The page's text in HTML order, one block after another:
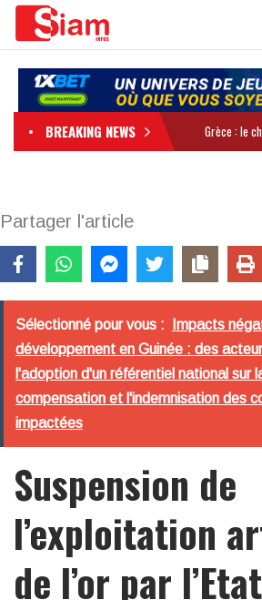
BREAKING NEWS
Partager l'article
Sélectionné pour vous :
Impacts
développement en Guinée : des
l'adoption d'un référentiel national sur
compensation et l'indemnisation des
impactées
Suspension de
l’exploitation
de l’or par